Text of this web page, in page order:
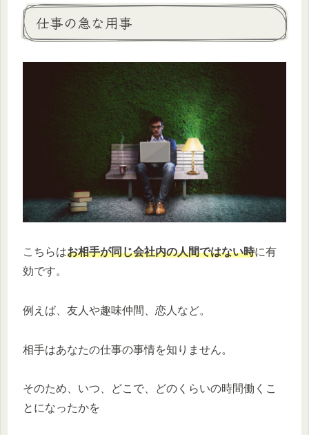
仕事の急な用事
こちらはお相手が同じ会社内の人間ではない時に有
効です。
例えば、友人や趣味仲間、恋人など。
相手はあなたの仕事の事情を知りません。
そのため、いつ、どこで、どのくらいの時間働くこ
とになったかを